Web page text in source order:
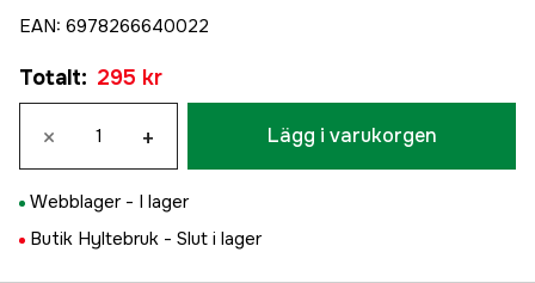
EAN: 6978266640022
Totalt: 295 kr
× + Lägg i varukorgen
Webblager - I lager
Butik Hyltebruk - Slut i lager